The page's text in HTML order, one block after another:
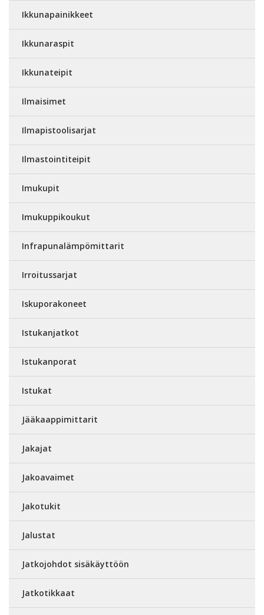
Ikkunapainikkeet
Ikkunaraspit
Ikkunateipit
Ilmaisimet
Ilmapistoolisarjat
Ilmastointiteipit
Imukupit
Imukuppikoukut
Infrapunalämpömittarit
Irroitussarjat
Iskuporakoneet
Istukanjatkot
Istukanporat
Istukat
Jääkaappimittarit
Jakajat
Jakoavaimet
Jakotukit
Jalustat
Jatkojohdot sisäkäyttöön
Jatkotikkaat